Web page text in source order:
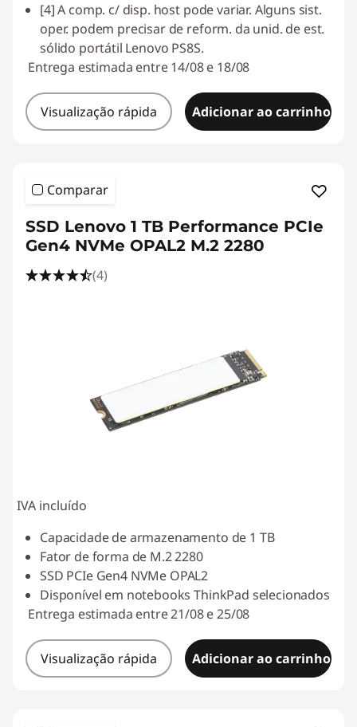
[4] A comp. c/ disp. host pode variar. Alguns sist.
oper. podem precisar de reform. da unid. de est.
sólido portátil Lenovo PS8S.
Entrega estimada entre 14/08 e 18/08
Visualização rápida Adicionar ao carrinho
Comparar
SSD Lenovo 1 TB Performance PCIe
Gen4 NVMe OPAL2 M.2 2280
(4)
IVA incluído
Capacidade de armazenamento de 1 TB
Fator de forma de M.2 2280
SSD PCIe Gen4 NVMe OPAL2
Disponível em notebooks ThinkPad selecionados
Entrega estimada entre 21/08 e 25/08
Visualização rápida Adicionar ao carrinho